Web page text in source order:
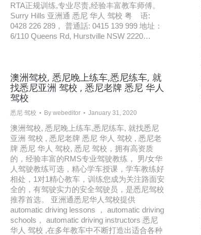
RTA正规训练,专业尽责,经验丰富教车师傅。
Surry Hills 亚洲通 悉尼 华人 驾校 粤 语:
0428 226 289， 普通話: 0415 139 999 地址：
6/110 Queens Rd, Hurstville NSW 2220…
澳洲驾校, 悉尼晚上练车,悉尼练车, 就
找悉尼亚洲 驾校 , 悉尼老牌 悉尼 华人
驾校
悉尼 驾校 By webeditor January 31, 2020
澳洲驾校, 悉尼晚上练车,悉尼练车, 就找悉尼
亚洲 驾校 , 悉尼老牌 悉尼 华人 驾校 , 悉尼老
牌 悉尼 华人 驾校, 悉尼 驾校，拥有高资质
的，经验丰富的RMS专业驾驶教练， 男/女华
人驾驶教练可选，精心学车授课，学车教练好
相处，1对1精心教车，训练您成为关注路面安
全的，有驾驶实力的安全驾驶员，是悉尼驾校
推荐首选。 亚洲通悉尼华人驾校提供
automatic driving lessons ， automatic driving
schools， automatic driving instructors 悉尼
华人 驾校 ,在多年教车中不断打造出适合各种